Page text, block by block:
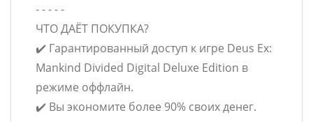
- - - - -
ЧТО ДАЁТ ПОКУПКА?
✔️ Гарантированный доступ к игре Deus Ex:
Mankind Divided Digital Deluxe Edition в
режиме оффлайн.
✔️ Вы экономите более 90% своих денег.